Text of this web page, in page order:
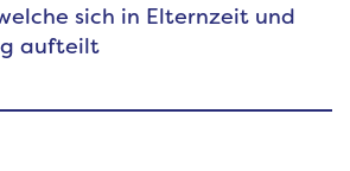
sich in Elternzeit und
aufteilt